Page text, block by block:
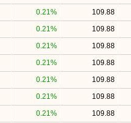
109.88
0.21%
109.88
0.21%
109.88
0.21%
109.88
0.21%
109.88
0.21%
109.88
0.21%
109.88
0.21%